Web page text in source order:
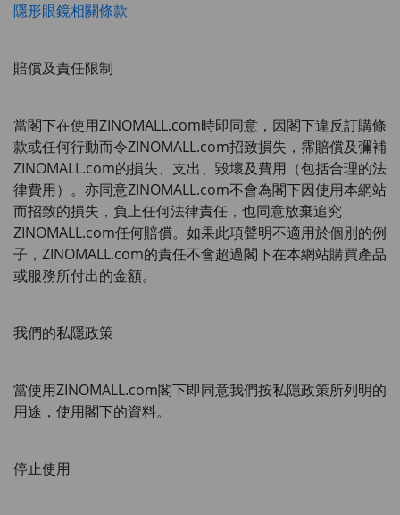
隱形眼鏡相關條款
賠償及責任限制
當閣下在使用ZINOMALL.com時即同意，因閣下違反訂購條
款或任何行動而令ZINOMALL.com招致損失，霈賠償及彌補
ZINOMALL.com的損失、支出、毀壞及費用（包括合理的法
律費用）。亦同意ZINOMALL.com不會為閣下因使用本網站
而招致的損失，負上任何法律責任，也同意放棄追究
ZINOMALL.com任何賠償。如果此項聲明不適用於個別的例
子， ZINOMALL.com的責任不會超過閣下在本網站購買產品
或服務所付出的金額。
我們的私隱政策
當使用ZINOMALL.com閣下即同意我們按私隱政策所列明的
用途，使用閣下的資料。
停止使用